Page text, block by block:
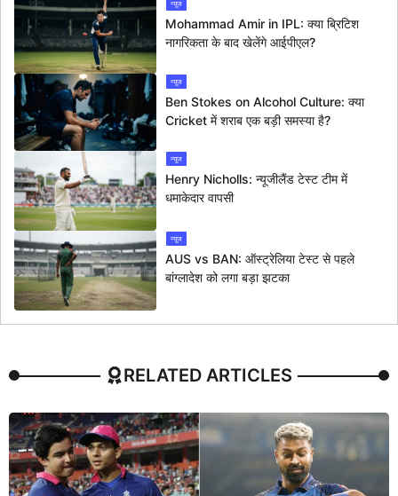
न्यूज
Mohammad Amir in IPL: क्या ब्रिटिश
नागरिकता के बाद खेलेंगे आईपीएल?
न्यूज
Ben Stokes on Alcohol Culture: क्या
Cricket में शराब एक बड़ी समस्या है?
न्यूज
Henry Nicholls: न्यूजीलैंड टेस्ट टीम में
धमाकेदार वापसी
न्यूज
AUS vs BAN: ऑस्ट्रेलिया टेस्ट से पहले
बांग्लादेश को लगा बड़ा झटका
RELATED ARTICLES